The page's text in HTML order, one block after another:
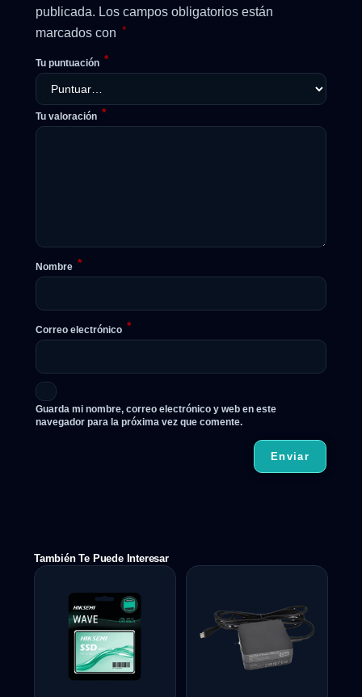
publicada. Los campos obligatorios están
marcados con *
Tu puntuación *
Tu valoración *
Nombre *
Correo electrónico *
Guarda mi nombre, correo electrónico y web en este
navegador para la próxima vez que comente.
También Te Puede Interesar